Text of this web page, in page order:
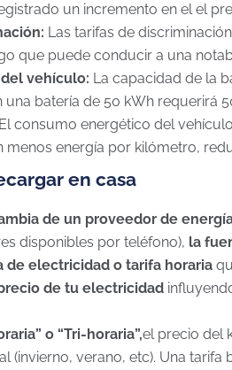
un incremento en elel
Las tarifas de
que puede conducir a una
vehículo: La capacidad de la
batería de 50 kWh requerirá
El consumo energético del
menos energía por kilómetro,
en casa
de un proveedor de
disponibles por teléfono), la
de electricidad o tarifa horaria
de tu electricidad
o “Tri-horaria”,el precio del
(invierno, verano, etc). Una tarifa